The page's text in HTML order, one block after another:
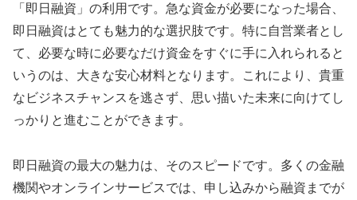
「即日融資」の利用です。急な資金が必要になった場合、
即日融資はとても魅力的な選択肢です。特に自営業者とし
て、必要な時に必要なだけ資金をすぐに手に入れられると
いうのは、大きな安心材料となります。これにより、貴重
なビジネスチャンスを逃さず、思い描いた未来に向けてし
っかりと進むことができます。
即日融資の最大の魅力は、そのスピードです。多くの金融
機関やオンラインサービスでは、申し込みから融資までが